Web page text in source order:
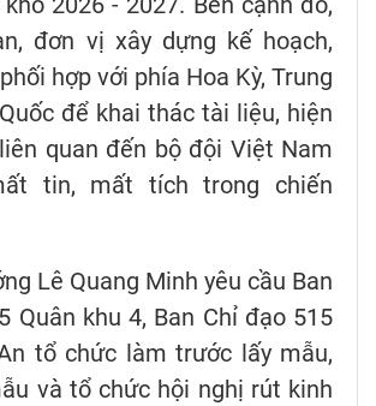
đơn vị xây dựng kế hoạch,
hợp với phía Hoa Kỳ, Trung
để khai thác tài liệu, hiện
quan đến bộ đội Việt Nam
tin, mất tích trong chiến
Lê Quang Minh yêu cầu Ban
Quân khu 4, Ban Chỉ đạo 515
tổ chức làm trước lấy mẫu,
và tổ chức hội nghị rút kinh